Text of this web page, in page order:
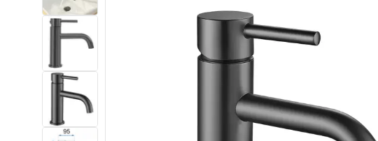
Duschrinnen
Toiletten
Waschbecken
Wannen und